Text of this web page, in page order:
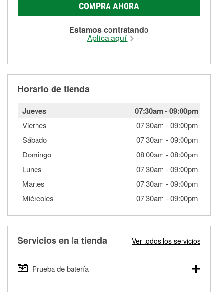
COMPRA AHORA
Estamos contratando
Aplica aquí
Horario de tienda
Jueves 07:30am-09:00pm
Viernes 07:30am -09:00pm
Sábado
07:30am -09:00pm
Domingo
08:00am -08:00pm
Lunes
07:30am -09:00pm
Martes
07:30am -09:00pm
Miércoles
07:30am -09:00pm
Servicios en la tienda Ver todos los servicios
Prueba de batería